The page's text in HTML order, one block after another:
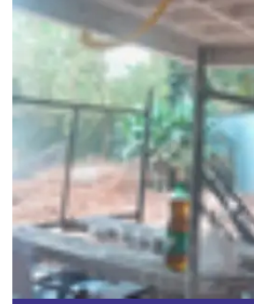
Empresa de serviços pmoc
Empresa de tecnico de pmoc
Especialista em pmoc
Especialista em pmoc para empresas
Especialista em pmoc sp
Inspeção pmoc de ar condicionado
Instalação de ar condicionado pmoc
Instalação de ar condicionado sistema vrf
Instalação ar condicionado vrf
Instalação de câmara frigorífica